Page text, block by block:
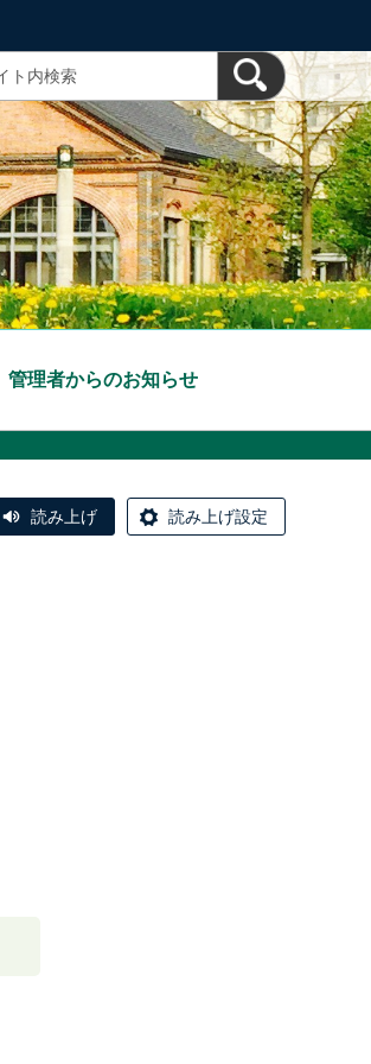
管理者からのお知らせ
読み上げ 読み上げ設定